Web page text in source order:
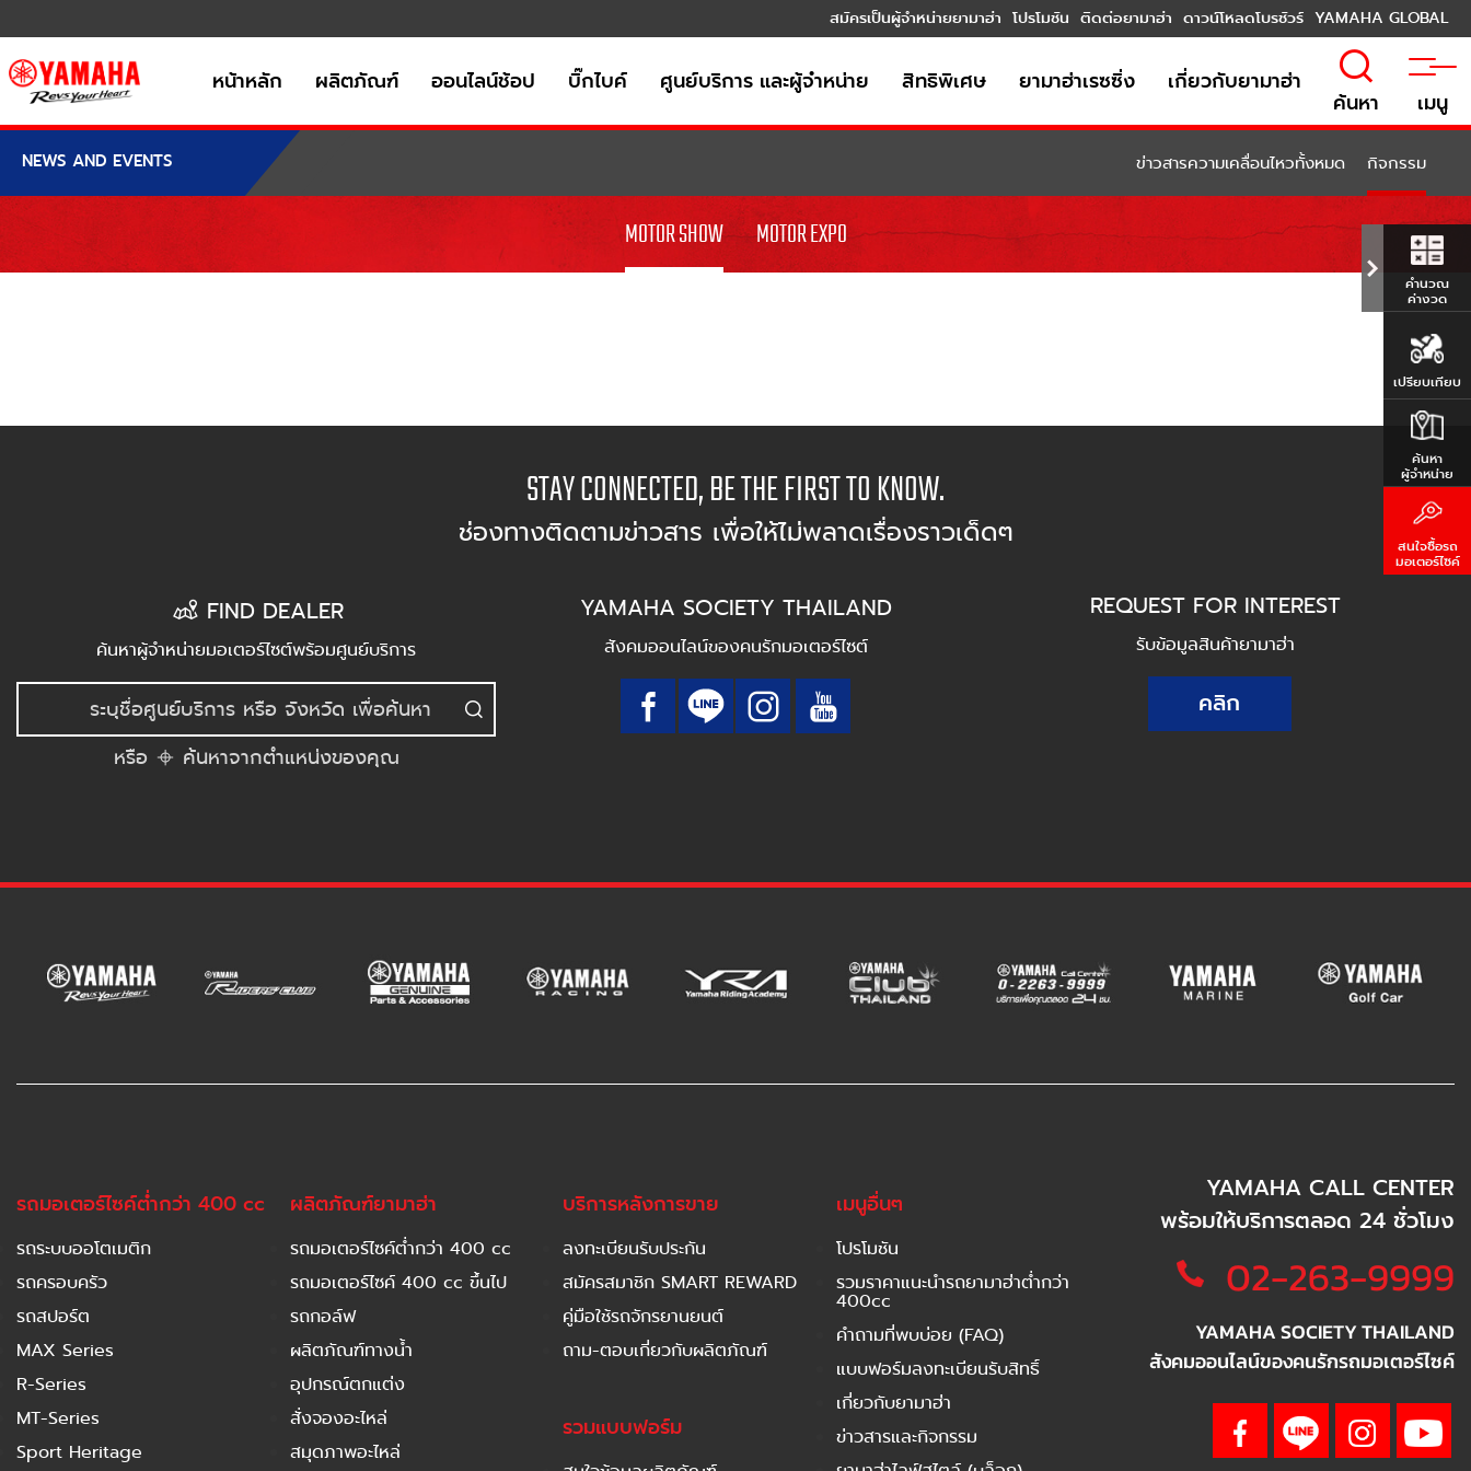
สมัครเป็นผู้จำหน่ายยามาฮ่า โปรโมชัน ติดต่อยามาฮ่า ดาวน์โหลดโบรชัวร์ YAMAHA GLOBAL
หน้าหลัก ผลิตภัณฑ์ ออนไลน์ช้อป บิ๊กไบค์ ศูนย์บริการ และผู้จำหน่าย สิทธิพิเศษ ยามาฮ่าเรซซิ่ง เกี่ยวกับยามาฮ่า
ค้นหา เมนู
NEWS AND EVENTS ข่าวสารความเคลื่อนไหวทั้งหมด กิจกรรม
MOTOR SHOW MOTOR EXPO
STAY CONNECTED, BE THE FIRST TO KNOW.
ช่องทางติดตามข่าวสาร เพื่อให้ไม่พลาดเรื่องราวเด็ดๆ
FIND DEALER
ค้นหาผู้จำหน่ายมอเตอร์ไซต์พร้อมศูนย์บริการ
หรือ ค้นหาจากตำแหน่งของคุณ
REQUEST FOR INTEREST
รับข้อมูลสินค้ายามาฮ่า
คลิก
YAMAHA SOCIETY THAILAND
สังคมออนไลน์ของคนรักมอเตอร์ไซต์
รถมอเตอร์ไซค์ต่ำกว่า 400 cc
รถระบบออโตเมติก
รถครอบครัว
รถสปอร์ต
MAX Series
R-Series
MT-Series
Sport Heritage
ผลิตภัณฑ์ยามาฮ่า
รถมอเตอร์ไซค์ต่ำกว่า 400 cc
รถมอเตอร์ไซค์ 400 cc ขึ้นไป
รถกอล์ฟ
ผลิตภัณฑ์ทางน้ำ
อุปกรณ์ตกแต่ง
สั่งจองอะไหล่
สมุดภาพอะไหล่
บริการหลังการขาย
ลงทะเบียนรับประกัน
สมัครสมาชิก SMART REWARD
คู่มือใช้รถจักรยานยนต์
ถาม-ตอบเกี่ยวกับผลิตภัณฑ์
รวมแบบฟอร์ม
เมนูอื่นๆ
โปรโมชัน
รวมราคาแนะนำรถยามาฮ่าต่ำกว่า
400cc
คำถามที่พบบ่อย (FAQ)
แบบฟอร์มลงทะเบียนรับสิทธิ์
เกี่ยวกับยามาฮ่า
ข่าวสารและกิจกรรม
YAMAHA CALL CENTER
พร้อมให้บริการตลอด 24 ชั่วโมง
02-263-9999
YAMAHA SOCIETY THAILAND
สังคมออนไลน์ของคนรักรถมอเตอร์ไซค์
คำนวณ
ค่างวด
เปรียบเทียบ
ค้นหา
ผู้จำหน่าย
สนใจซื้อรถ
มอเตอร์ไซค์